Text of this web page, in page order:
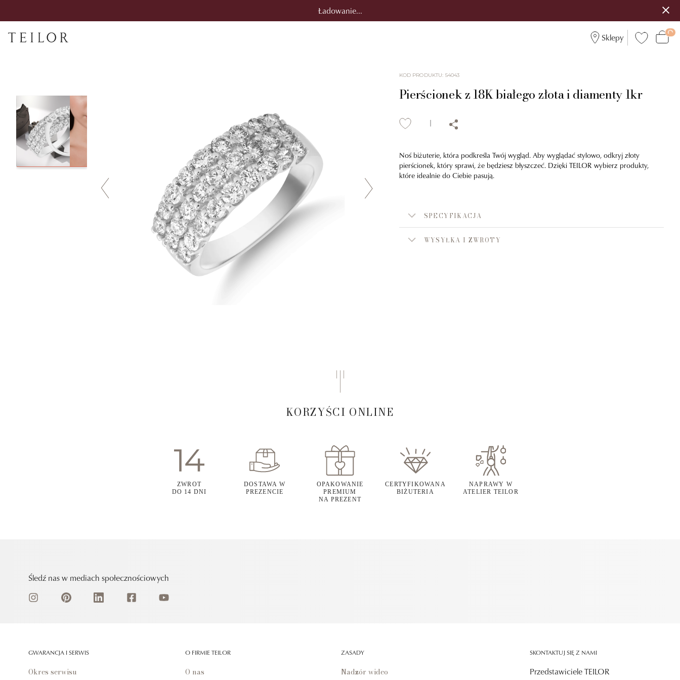
Ładowanie...
Sklepy
KOD PRODUKTU: 54043
Pierścionek z 18K białego złota i diamenty 1kr
Noś biżuterie, która podkreśla Twój wygląd. Aby wyglądać stylowo, odkryj złoty
pierścionek, który sprawi, że będziesz błyszczeć. Dzięki TEILOR wybierz produkty,
które idealnie do Ciebie pasują.
SPECYFIKACJA
WYSYŁKA I ZWROTY
KORZYŚCI ONLINE
ZWROT
DO 14 DNI
DOSTAWA W
PREZENCIE
OPAKOWANIE
PREMIUM
NA PREZENT
CERTYFIKOWANA
BIŻUTERIA
NAPRAWY W
ATELIER TEILOR
Śledź nas w mediach społecznościowych
GWARANCJA I SERWIS
Okres serwisu
O FIRMIE TEILOR
O nas
ZASADY
Nadzór wideo
SKONTAKTUJ SIĘ Z NAMI
Przedstawiciele TEILOR